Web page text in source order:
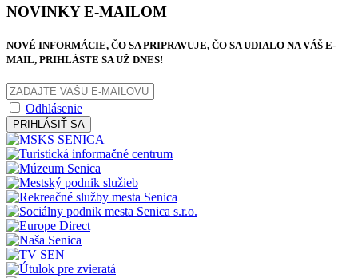
NOVINKY E-MAILOM
NOVÉ INFORMÁCIE, ČO SA PRIPRAVUJE, ČO SA UDIALO NA VÁŠ E-
MAIL, PRIHLÁSTE SA UŽ DNES!
Odhlásenie
PRIHLÁSIŤ SA